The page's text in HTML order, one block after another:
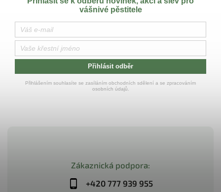
Zákaznická podpora:
+420 777 939 955
vášnivé pěstitele
Přihlásit odběr
Přihlášením souhlasíte se zasíláním obchodních sdělení a se zpracováním
osobních údajů.